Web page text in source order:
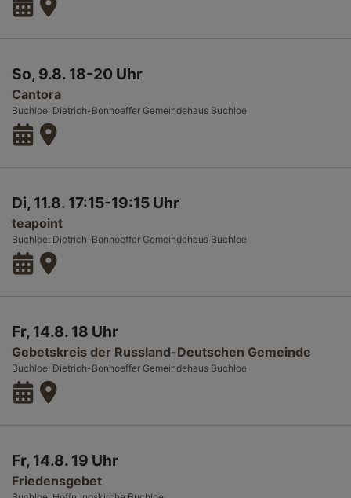
So, 9.8. 18-20 Uhr
Cantora
Buchloe Dietrich-Bonhoeffer Gemeindehaus Buchloe
Di, 11.8. 17:15-19:15 Uhr
teapoint
Buchloe Dietrich-Bonhoeffer Gemeindehaus Buchloe
Fr, 14.8. 18 Uhr
Gebetskreis der Russland-Deutschen Gemeinde
Buchloe Dietrich-Bonhoeffer Gemeindehaus Buchloe
Fr, 14.8. 19 Uhr
Friedensgebet